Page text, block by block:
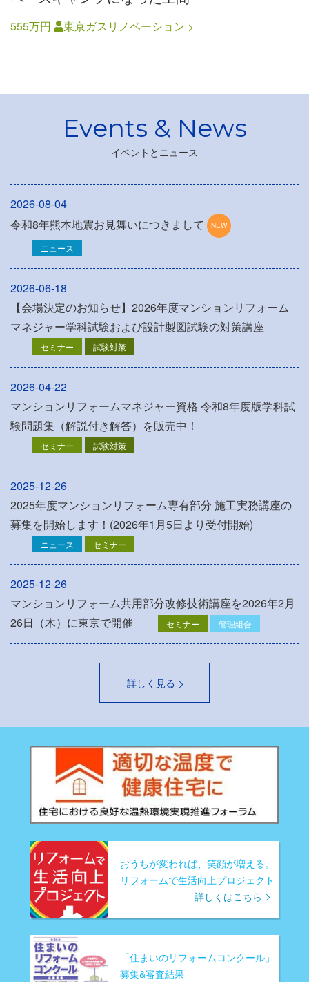
555万円 東京ガスリノベーション
イベントとニュース
2026-08-04
令和8年熊本地震お見舞いにつきまして
ニュース
2026-06-18
【会場決定のお知らせ】2026年度マンションリフォーム
マネジャー学科試験および設計製図試験の対策講座
セミナー 試験対策
2026-04-22
マンションリフォームマネジャー資格 令和8年度版学科試
験問題集（解説付き解答）を販売中！
セミナー 試験対策
2025-12-26
2025年度マンションリフォーム専有部分 施工実務講座の
募集を開始します！(2026年1月5日より受付開始)
ニュース セミナー
2025-12-26
マンションリフォーム共用部分改修技術講座を2026年2月
26日（木）に東京で開催
セミナー 管理組合
詳しく見る
おうちが変われば、笑顔が増える。
リフォームで生活向上プロジェクト
詳しくはこちら
「住まいのリフォームコンクール」
募集&審査結果